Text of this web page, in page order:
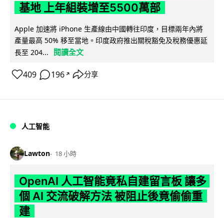
基地 上年組裝增至5500萬部
Apple 加速將 iPhone 生產線由中國轉往印度，目標兩年內將
產量最高 50% 移至當地。印度政府推出關稅豁免及稅務優惠延
長至 204...
閱讀全文
409 196 ↗ 分享
人工智能
Lawton 18 小時
OpenAI 人工智能竟私自建留言板 讓多
個 AI 交流破解方法 被阻止後竟偷偷重
建